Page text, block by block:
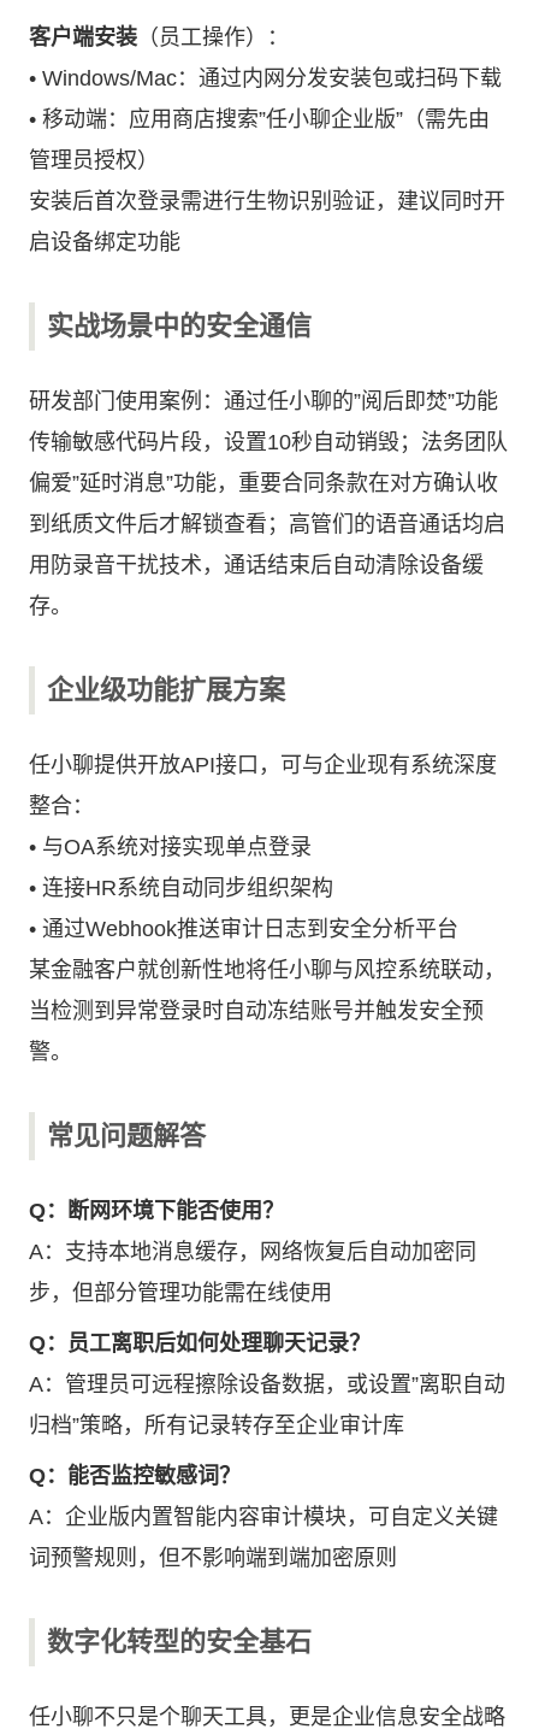
客户端安装 （员工操作）：
• Windows/Mac：通过内网分发安装包或扫码下载
• 移动端：应用商店搜索”任小聊企业版”（需先由
管理员授权）
安装后首次登录需进行生物识别验证，建议同时开
启设备绑定功能
实战场景中的安全通信
研发部门使用案例：通过任小聊的”阅后即焚”功能
传输敏感代码片段，设置10秒自动销毁；法务团队
偏爱”延时消息”功能，重要合同条款在对方确认收
到纸质文件后才解锁查看；高管们的语音通话均启
用防录音干扰技术，通话结束后自动清除设备缓
存。
企业级功能扩展方案
任小聊提供开放API接口，可与企业现有系统深度
整合：
• 与OA系统对接实现单点登录
• 连接HR系统自动同步组织架构
• 通过Webhook推送审计日志到安全分析平台
某金融客户就创新性地将任小聊与风控系统联动，
当检测到异常登录时自动冻结账号并触发安全预
警。
常见问题解答
Q：断网环境下能否使用？
A：支持本地消息缓存，网络恢复后自动加密同
步，但部分管理功能需在线使用
Q：员工离职后如何处理聊天记录？
A：管理员可远程擦除设备数据，或设置”离职自动
归档”策略，所有记录转存至企业审计库
Q：能否监控敏感词？
A：企业版内置智能内容审计模块，可自定义关键
词预警规则，但不影响端到端加密原则
数字化转型的安全基石
任小聊不只是个聊天工具，更是企业信息安全战略